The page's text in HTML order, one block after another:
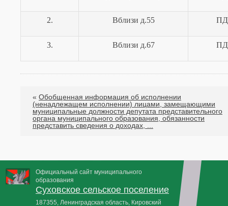
2. Вблизи д.55 ПД
3. Вблизи д.67 ПД
« Обобщенная информация об исполнении
(ненадлежащем исполнении) лицами, замещающими
муниципальные должности депутата представительного
органа муниципального образования, обязанности
представить сведения о доходах, ...
Официальный сайт муниципального
образования
Суховское сельское поселение
187355, Ленинградская область, Кировский